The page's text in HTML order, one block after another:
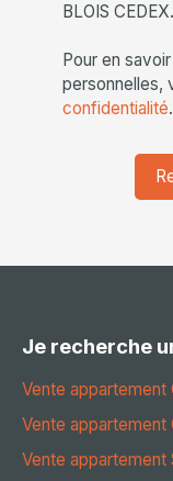
BLOIS CEDEX.
Pour en
personnelles,
confidentialité.
Je recherche
Vente appartement
Vente appartement
Vente appartement